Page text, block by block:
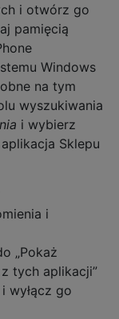
i otwórz go
pamięcią
Windows
na tym
wyszukiwania
i wybierz
Sklepu
i
„Pokaż
tych aplikacji”
wyłącz go